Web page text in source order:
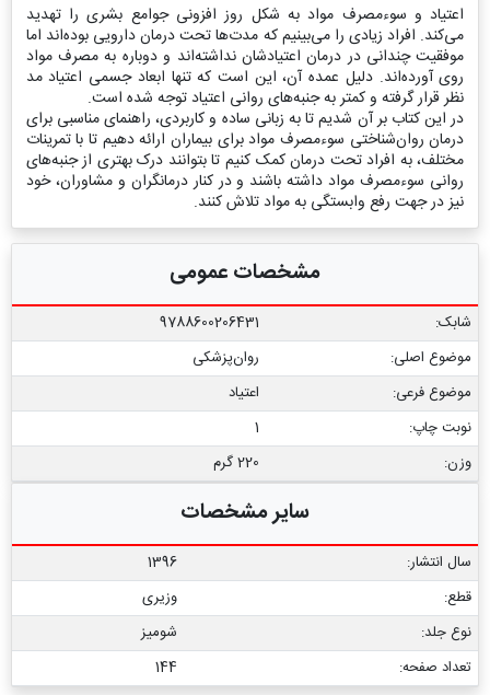
اعتیاد و سوء‌مصرف مواد به شکل روز افزونی جوامع بشری را تهدید
می‌کند. افراد زیادی را می‌بینیم که مدت‌ها تحت درمان دارویی بوده‌اند اما
موفقیت چندانی در درمان اعتیادشان نداشته‌اند و دوباره به مصرف مواد
روی آورده‌اند. دلیل عمده آن، این است که تنها ابعاد جسمی اعتیاد مد
نظر قرار گرفته و کمتر به جنبه‌های روانی اعتیاد توجه شده است.
در این کتاب بر آن شدیم تا به زبانی ساده و کاربردی، راهنمای مناسبی برای
درمان روان‌شناختی سوءمصرف مواد برای بیماران ارائه دهیم تا با تمرینات
مختلف، به افراد تحت درمان کمک کنیم تا بتوانند درک بهتری از جنبه‌های
روانی سوءمصرف مواد داشته باشند و در کنار درمانگران و مشاوران، خود
نیز در جهت رفع وابستگی به مواد تلاش کنند.
مشخصات عمومی
شابک:
9788600206431
موضوع اصلی:
روان‌پزشکی
موضوع فرعی:
اعتیاد
نوبت چاپ:
1
وزن:
220 گرم
سایر مشخصات
سال انتشار:
1396
قطع:
وزیری
نوع جلد:
شومیز
تعداد صفحه:
144